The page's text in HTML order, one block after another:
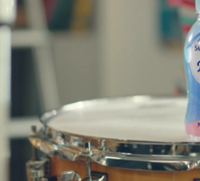
Perez, Samsung Ads: «L'Italia è
mercato strategico e continuerà
crescere»